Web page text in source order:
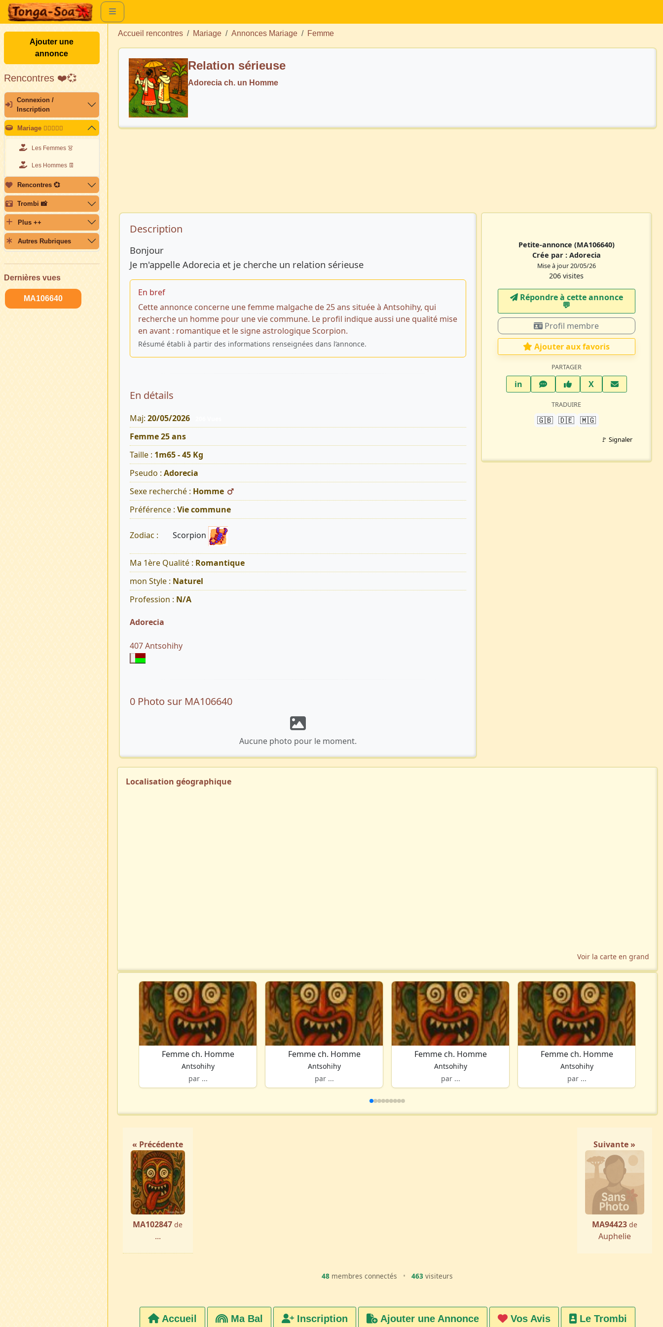
Ajouter une
annonce
Rencontres ❤️💞
Connexion /
Inscription
Mariage 👩🏽‍❤️‍👨🏽
Les Femmes 👗
Les Hommes 👖
Rencontres 💞
Trombi 📸
Plus ++
Autres Rubriques
Dernières vues
MA106640
Accueil rencontres Mariage Annonces Mariage Femme
Relation sérieuse
Adorecia ch. un Homme
Description de l’annonce
Description
Bonjour
Je m'appelle Adorecia et je cherche un relation sérieuse
En bref
Cette annonce concerne une femme malgache de 25 ans située à Antsohihy, qui
recherche un homme pour une vie commune. Le profil indique aussi une qualité mise
en avant : romantique et le signe astrologique Scorpion.
Résumé établi à partir des informations renseignées dans l’annonce.
En détails
Maj: 20/05/2026
Femme 25 ans
Taille : 1m65 - 45 Kg
Pseudo : Adorecia
Sexe recherché : Homme
Préférence : Vie commune
Zodiac : Scorpion
Ma 1ère Qualité : Romantique
mon Style : Naturel
Profession : N/A
Adorecia
407 Antsohihy
0 Photo sur MA106640
Aucune photo pour le moment.
Petite-annonce (MA106640)
Crée par : Adorecia
Mise à jour 20/05/26
206 visites
Répondre à cette annonce
💬​
Profil membre
Ajouter aux favoris
PARTAGER
inLinkedInWhatsAppFacebook
XTwitter X
TRADUIRE
🇬🇧 🇩🇪 🇲🇬
🚩 Signaler
Localisation géographique
Voir la carte en grand
Femme ch. Homme
Antsohihy
par ...
Femme ch. Homme
Antsohihy
par ...
Femme ch. Homme
Antsohihy
par ...
Femme ch. Homme
Antsohihy
par ...
« Précédente
MA102847 de
...
Suivante »
MA94423 de
Auphelie
48 membres connectés • 463 visiteurs
Accueil Ma Bal Inscription Ajouter une Annonce Vos Avis Le Trombi